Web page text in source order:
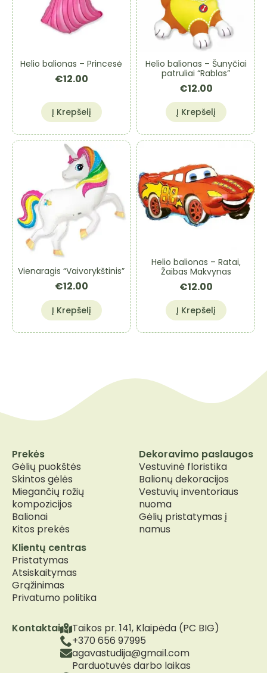
Helio balionas – Princesė
€12.00
Į Krepšelį
Helio balionas – Šunyčiai
patruliai “Rablas”
€12.00
Į Krepšelį
Vienaragis “Vaivorykštinis”
€12.00
Į Krepšelį
Helio balionas – Ratai,
Žaibas Makvynas
€12.00
Į Krepšelį
Kontaktai
Taikos pr. 141, Klaipėda (PC BIG)
+370 656 97995
agavastudija@gmail.com
Parduotuvės darbo laikas
Prekės
Gėlių puokštės
Skintos gėlės
Miegančių rožių
kompozicijos
Balionai
Kitos prekės
Dekoravimo paslaugos
Vestuvinė floristika
Balionų dekoracijos
Vestuvių inventoriaus
nuoma
Gėlių pristatymas į
namus
Klientų centras
Pristatymas
Atsiskaitymas
Grąžinimas
Privatumo politika